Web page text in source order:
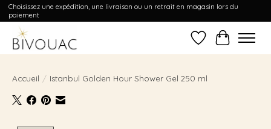
Choisissez une expédition, une livraison ou un retrait en magasin lors du
paiement
Liste dePanier
Accueil / Istanbul Golden Hour Shower Gel 250 ml